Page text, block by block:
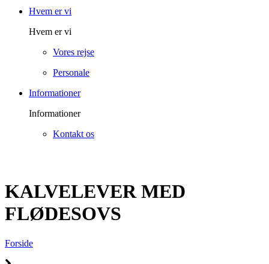
Hvem er vi
Hvem er vi
Vores rejse
Personale
Informationer
Informationer
Kontakt os
KALVELEVER MED
FLØDESOVS
Forside